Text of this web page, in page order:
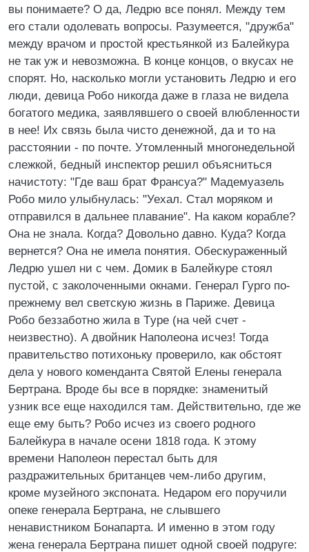
вы понимаете? О да, Ледрю все понял. Между тем
его стали одолевать вопросы. Разумеется, "дружба"
между врачом и простой крестьянкой из Балейкура
не так уж и невозможна. В конце концов, о вкусах не
спорят. Но, насколько могли установить Ледрю и его
люди, девица Робо никогда даже в глаза не видела
богатого медика, заявлявшего о своей влюбленности
в нее! Их связь была чисто денежной, да и то на
расстоянии - по почте. Утомленный многонедельной
слежкой, бедный инспектор решил объясниться
начистоту: "Где ваш брат Франсуа?" Мадемуазель
Робо мило улыбнулась: "Уехал. Стал моряком и
отправился в дальнее плавание". На каком корабле?
Она не знала. Когда? Довольно давно. Куда? Когда
вернется? Она не имела понятия. Обескураженный
Ледрю ушел ни с чем. Домик в Балейкуре стоял
пустой, с заколоченными окнами. Генерал Гурго по-
прежнему вел светскую жизнь в Париже. Девица
Робо беззаботно жила в Tуpe (на чей счет -
неизвестно). А двойник Наполеона исчез! Тогда
правительство потихоньку проверило, как обстоят
дела у нового коменданта Святой Елены генерала
Бертрана. Вроде бы все в порядке: знаменитый
узник все еще находился там. Действительно, где же
еще ему быть? Робо исчез из своего родного
Балейкура в начале осени 1818 года. К этому
времени Наполеон перестал быть для
раздражительных британцев чем-либо другим,
кроме музейного экспоната. Недаром его поручили
опеке генерала Бертрана, не слывшего
ненавистником Бонапарта. И именно в этом году
жена генерала Бертрана пишет одной своей подруге: